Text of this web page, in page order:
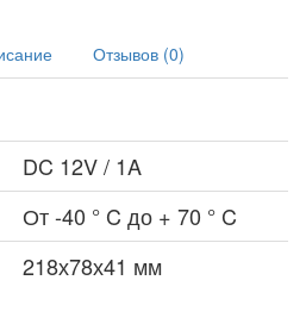
Отзывов (0)
DC 12V / 1A
От -40 ° C до + 70 ° C
218х78х41 мм